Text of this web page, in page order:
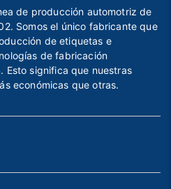
de producción automotriz de
Somos el único fabricante que
de etiquetas e
de fabricación
Esto significa que nuestras
económicas que otras.